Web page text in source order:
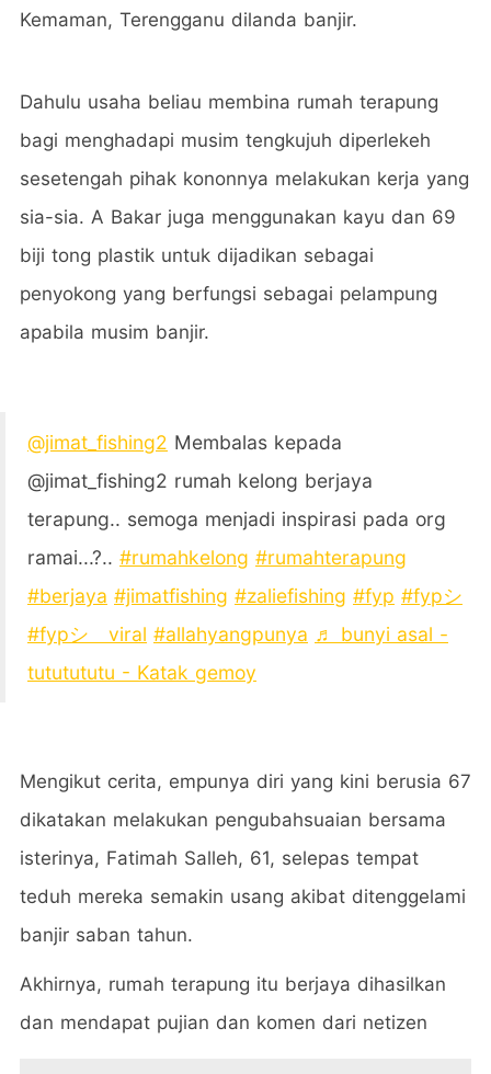
Kemaman, Terengganu dilanda banjir.
Dahulu usaha beliau membina rumah terapung
bagi menghadapi musim tengkujuh diperlekeh
sesetengah pihak kononnya melakukan kerja yang
sia-sia. A Bakar juga menggunakan kayu dan 69
biji tong plastik untuk dijadikan sebagai
penyokong yang berfungsi sebagai pelampung
apabila musim banjir.
@jimat_fishing2 Membalas kepada
@jimat_fishing2 rumah kelong berjaya
terapung.. semoga menjadi inspirasi pada org
ramai...?.. #rumahkelong #rumahterapung
#berjaya #jimatfishing #zaliefishing #fyp #fypシ
#fypシ゚viral #allahyangpunya ♬ bunyi asal -
tututututu - Katak gemoy
Mengikut cerita, empunya diri yang kini berusia 67
dikatakan melakukan pengubahsuaian bersama
isterinya, Fatimah Salleh, 61, selepas tempat
teduh mereka semakin usang akibat ditenggelami
banjir saban tahun.
Akhirnya, rumah terapung itu berjaya dihasilkan
dan mendapat pujian dan komen dari netizen